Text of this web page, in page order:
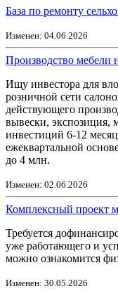
База по ремонту
Изменен: 04.06.2026
Производство мебели
Ищу инвестора для
розничной сети
действующего
вывески, экспозиция,
инвестиций 6-12
ежеквартальной
до 4 млн.
Изменен: 02.06.2026
Комплексный проект
Требуется
уже работающего и
можно ознакомится
Изменен: 30.05.2026